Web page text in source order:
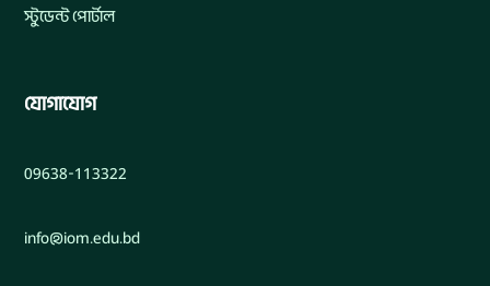
স্টুডেন্ট পোর্টাল
যোগাযোগ
09638-113322
info@iom.edu.bd